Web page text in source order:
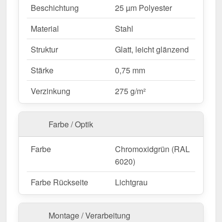
langlebigen Schutz.
Mehr Info
Einfache Montage– Schnell montiert durch
direkte Verschraubung.
Feste Längen
– 2,00 m, flexibel für Ihr
Bauprojekt.
Ideal für folgende Anwendungen:
Dachkehlen bei Trapez- & Wellblechen–
Dachfläche.
Wasserschäden an Dachverbindungen.
Gartenhäuser & Schuppen– Zusätzlicher
Schutz für kleine Dachflächen.
Wasserableitung für große Dachflächen.
Landwirtschaftliche Gebäude
Beschichtung
25 µm Polyester
Material
Stahl
Struktur
Glatt, leicht glänzend
Stärke
0,75 mm
Verzinkung
275 g/m²
Farbe / Optik
Farbe
Chromoxidgrün (RAL
6020)
Farbe Rückseite
Lichtgrau
Montage / Verarbeitung